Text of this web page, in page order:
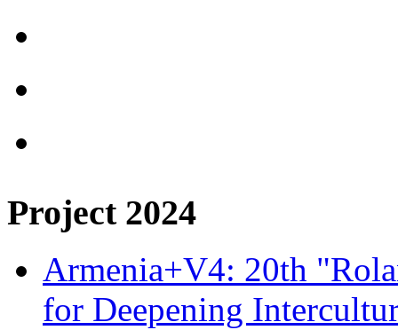
Project 2024
Armenia+V4: 20th
for Deepening